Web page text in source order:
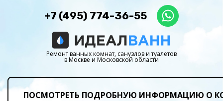
+7 (495) 774-36-55
Ремонт ванных комнат, санузлов и туалетов
в Москве и Московской области
ПОСМОТРЕТЬ ПОДРОБНУЮ ИНФОРМАЦИЮ О